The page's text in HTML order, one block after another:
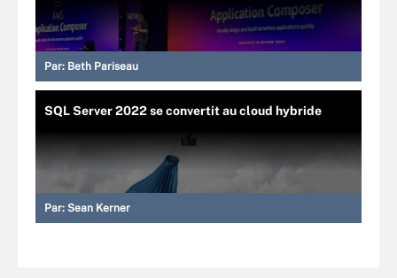
Par: Beth Pariseau
SQL Server 2022 se convertit au cloud hybride
Par: Sean Kerner